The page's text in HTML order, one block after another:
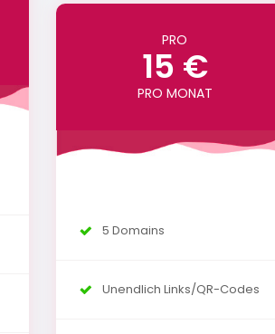
PRO
15 €
PRO MONAT
5 Domains
Unendlich Links/QR-Codes